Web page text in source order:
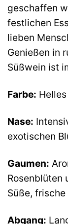
geschaffen
festlichen
lieben
Genießen in
Süßwein ist
Farbe:
Nase:
exotischen
Gaumen:
Rosenblüten
Süße, frische
Abgang: